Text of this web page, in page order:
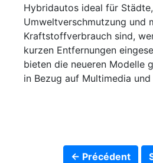
Hybridautos ideal für
Umweltverschmutzung und
Kraftstoffverbrauch sind,
kurzen Entfernungen
bieten die neueren Modelle
in Bezug auf Multimedia
← Précédent